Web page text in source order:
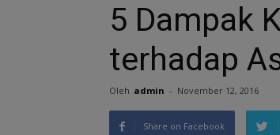
5 Dampak
terhadap
Oleh admin - November 12, 2016
Share on Facebook